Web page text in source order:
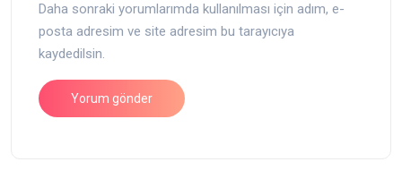
Daha sonraki yorumlarımda kullanılması için adım, e-
posta adresim ve site adresim bu tarayıcıya
kaydedilsin.